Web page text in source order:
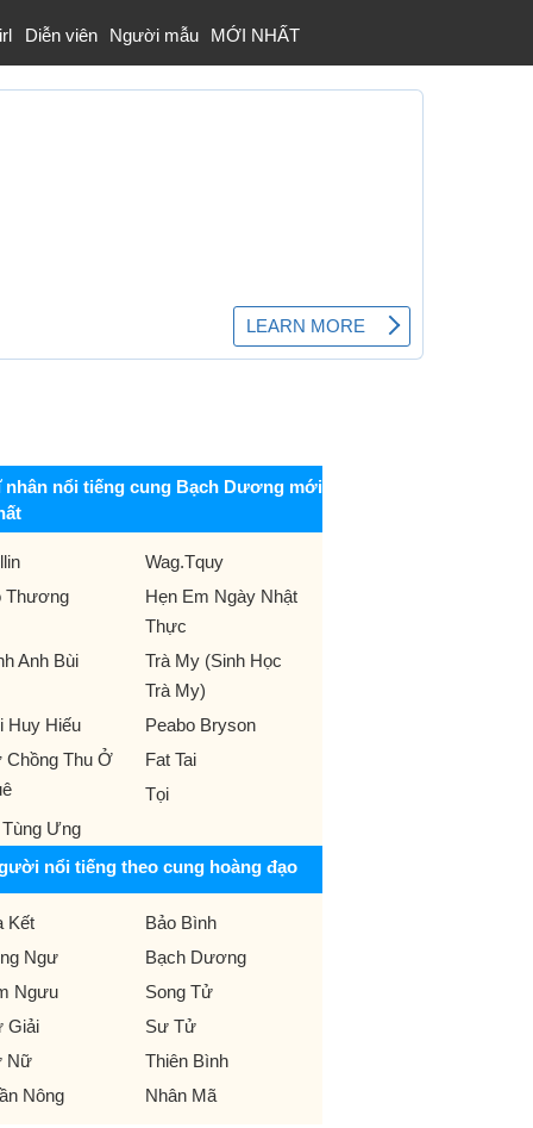
Diễn viên Người mẫu MỚI NHẤT
nhân nổi tiếng cung Bạch Dương mới
Wag.Tquy
Thương
Hẹn Em Ngày Nhật
Thực
Anh Bùi
Trà My (Sinh Học
Trà My)
Huy Hiếu
Peabo Bryson
Chồng Thu Ở
Fat Tai
Tọi
Ưng
nổi tiếng theo cung hoàng đạo
Kết
Bảo Bình
Ngư
Bạch Dương
Ngưu
Song Tử
Giải
Sư Tử
Nữ
Thiên Bình
Nông
Nhân Mã